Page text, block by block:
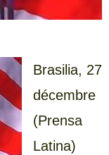
Brasilia, 27
décembre
(Prensa
Latina)